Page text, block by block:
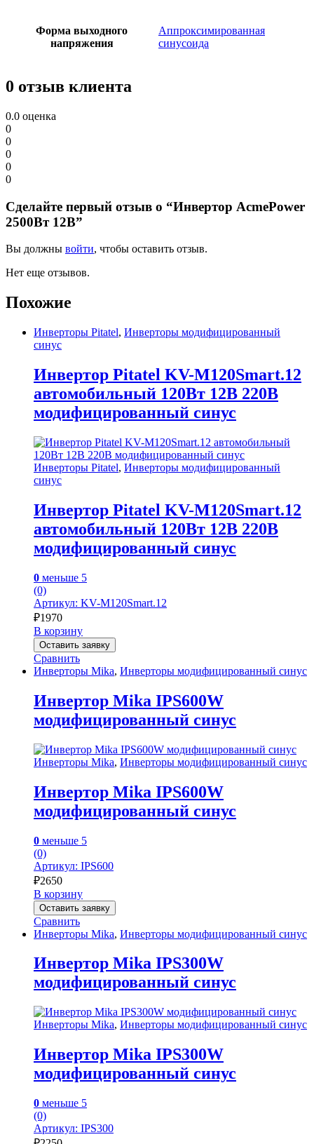
Форма выходного
напряжения
Аппроксимированная
синусоида
0 отзыв клиента
0.0 оценка
0
0
0
0
0
Сделайте первый отзыв о “Инвертор AcmePower
2500Вт 12В”
Вы должны войти, чтобы оставить отзыв.
Нет еще отзывов.
Похожие
Инверторы Pitatel, Инверторы модифицированный
синус
Инвертор Pitatel KV-M120Smart.12
автомобильный 120Вт 12В 220В
модифицированный синус
Инверторы Pitatel, Инверторы модифицированный
синус
Инвертор Pitatel KV-M120Smart.12
автомобильный 120Вт 12В 220В
модифицированный синус
0 меньше 5
(0)
Артикул: KV-M120Smart.12
₽1970
В корзину
Оставить заявку
Сравнить
Инверторы Mika, Инверторы модифицированный синус
Инвертор Mika IPS600W
модифицированный синус
Инверторы Mika, Инверторы модифицированный синус
Инвертор Mika IPS600W
модифицированный синус
0 меньше 5
(0)
Артикул: IPS600
₽2650
В корзину
Оставить заявку
Сравнить
Инверторы Mika, Инверторы модифицированный синус
Инвертор Mika IPS300W
модифицированный синус
Инверторы Mika, Инверторы модифицированный синус
Инвертор Mika IPS300W
модифицированный синус
0 меньше 5
(0)
Артикул: IPS300